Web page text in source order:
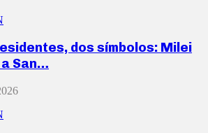
dos símbolos: Milei
San…